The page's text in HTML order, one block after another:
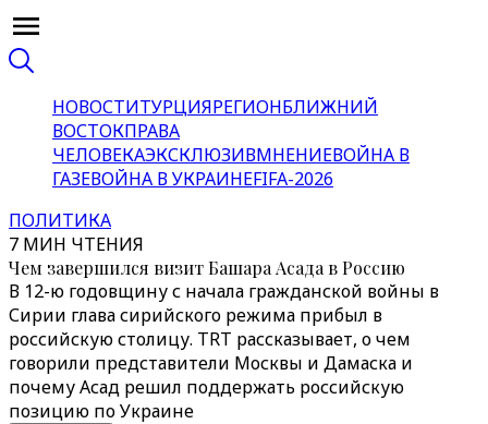
НОВОСТИТУРЦИЯРЕГИОНБЛИЖНИЙ
ВОСТОКПРАВА
ЧЕЛОВЕКАЭКСКЛЮЗИВМНЕНИЕВОЙНА В
ГАЗЕВОЙНА В УКРАИНЕFIFA-2026
ПОЛИТИКА
7 МИН ЧТЕНИЯ
Чем завершился визит Башара Асада в Россию
В 12-ю годовщину с начала гражданской войны в
Сирии глава сирийского режима прибыл в
российскую столицу. TRT рассказывает, о чем
говорили представители Москвы и Дамаска и
почему Асад решил поддержать российскую
позицию по Украине